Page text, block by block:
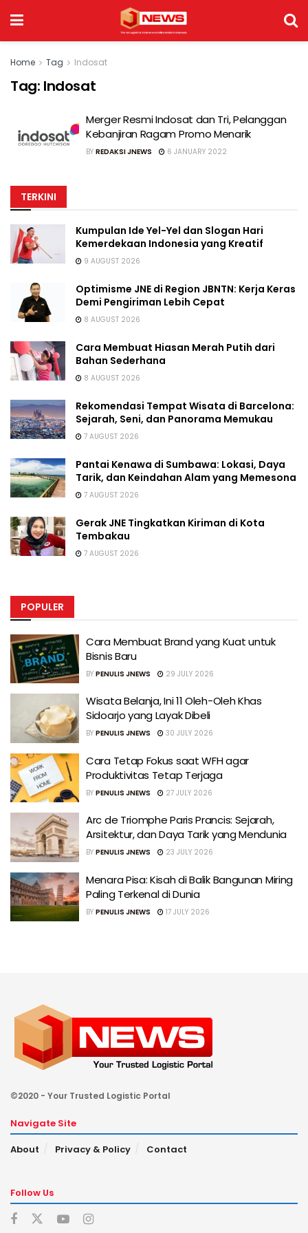
Home Tag Indosat
Tag: Indosat
Merger Resmi Indosat dan Tri, Pelanggan
Kebanjiran Ragam Promo Menarik
BY REDAKSI JNEWS 6 JANUARY 2022
TERKINI
Kumpulan Ide Yel-Yel dan Slogan Hari
Kemerdekaan Indonesia yang Kreatif
9 AUGUST 2026
Optimisme JNE di Region JBNTN: Kerja Keras
Demi Pengiriman Lebih Cepat
8 AUGUST 2026
Cara Membuat Hiasan Merah Putih dari
Bahan Sederhana
8 AUGUST 2026
Rekomendasi Tempat Wisata di Barcelona:
Sejarah, Seni, dan Panorama Memukau
7 AUGUST 2026
Pantai Kenawa di Sumbawa: Lokasi, Daya
Tarik, dan Keindahan Alam yang Memesona
7 AUGUST 2026
Gerak JNE Tingkatkan Kiriman di Kota
Tembakau
7 AUGUST 2026
POPULER
Cara Membuat Brand yang Kuat untuk
Bisnis Baru
BY PENULIS JNEWS 29 JULY 2026
Wisata Belanja, Ini 11 Oleh-Oleh Khas
Sidoarjo yang Layak Dibeli
BY PENULIS JNEWS 30 JULY 2026
Cara Tetap Fokus saat WFH agar
Produktivitas Tetap Terjaga
BY PENULIS JNEWS 27 JULY 2026
Arc de Triomphe Paris Prancis: Sejarah,
Arsitektur, dan Daya Tarik yang Mendunia
BY PENULIS JNEWS 23 JULY 2026
Menara Pisa: Kisah di Balik Bangunan Miring
Paling Terkenal di Dunia
BY PENULIS JNEWS 17 JULY 2026
©2020 - Your Trusted Logistic Portal
Navigate Site
About
Privacy & Policy Contact
Follow Us